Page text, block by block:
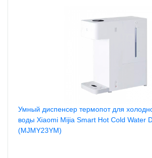
Умный диспенсер термопот для
воды Xiaomi Mijia Smart Hot Cold Water
(MJMY23YM)